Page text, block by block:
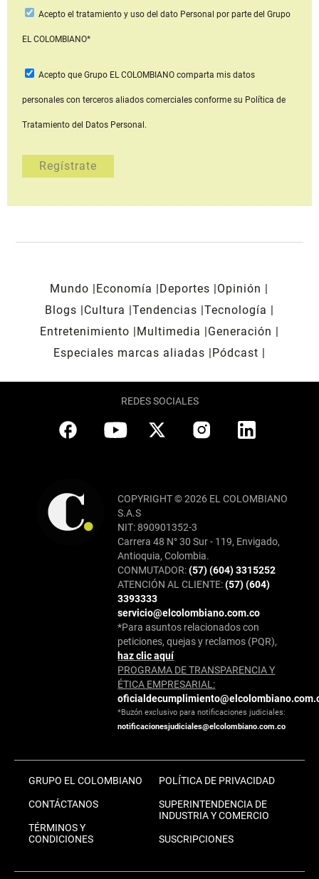
Acepto el tratamiento y uso del dato Personal por parte del Grupo
EL COLOMBIANO*
Acepto que Grupo EL COLOMBIANOcomparta mis datos
personales con terceros aliados comerciales conforme su Política de
Tratamiento del Datos Personal.
Mundo Economía Deportes
Opinión
Blogs
Cultura Tendencias Tecnología
Entretenimiento
Multimedia
Generación
Especiales marcas aliadas
Pódcast
REDES SOCIALES
COPYRIGHT © 2026 EL COLOMBIANO
S.A.S
NIT: 890901352-3
Carrera 48 N° 30 Sur - 119, Envigado,
Antioquia, Colombia.
CONMUTADOR:(57) (604) 3315252
ATENCIÓN AL CLIENTE:(57) (604)
3393333
servicio@elcolombiano.com.co
*Para asuntos relacionados con
peticiones, quejas y reclamos (PQR),
haz clic aquí
PROGRAMA DE TRANSPARENCIA Y
ÉTICA EMPRESARIAL:
*Buzón exclusivo para notificaciones judiciales:
notificacionesjudiciales@elcolombiano.com.co
GRUPO EL COLOMBIANO
CONTÁCTANOS
TÉRMINOS Y
CONDICIONES
POLÍTICA DE PRIVACIDAD
SUPERINTENDENCIA DE
INDUSTRIA Y COMERCIO
SUSCRIPCIONES